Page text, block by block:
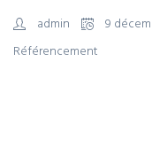
admin 9
Référencement